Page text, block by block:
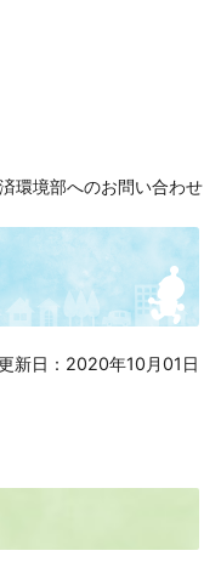
環境部へのお問い合わせ
新日：2020年10月01日